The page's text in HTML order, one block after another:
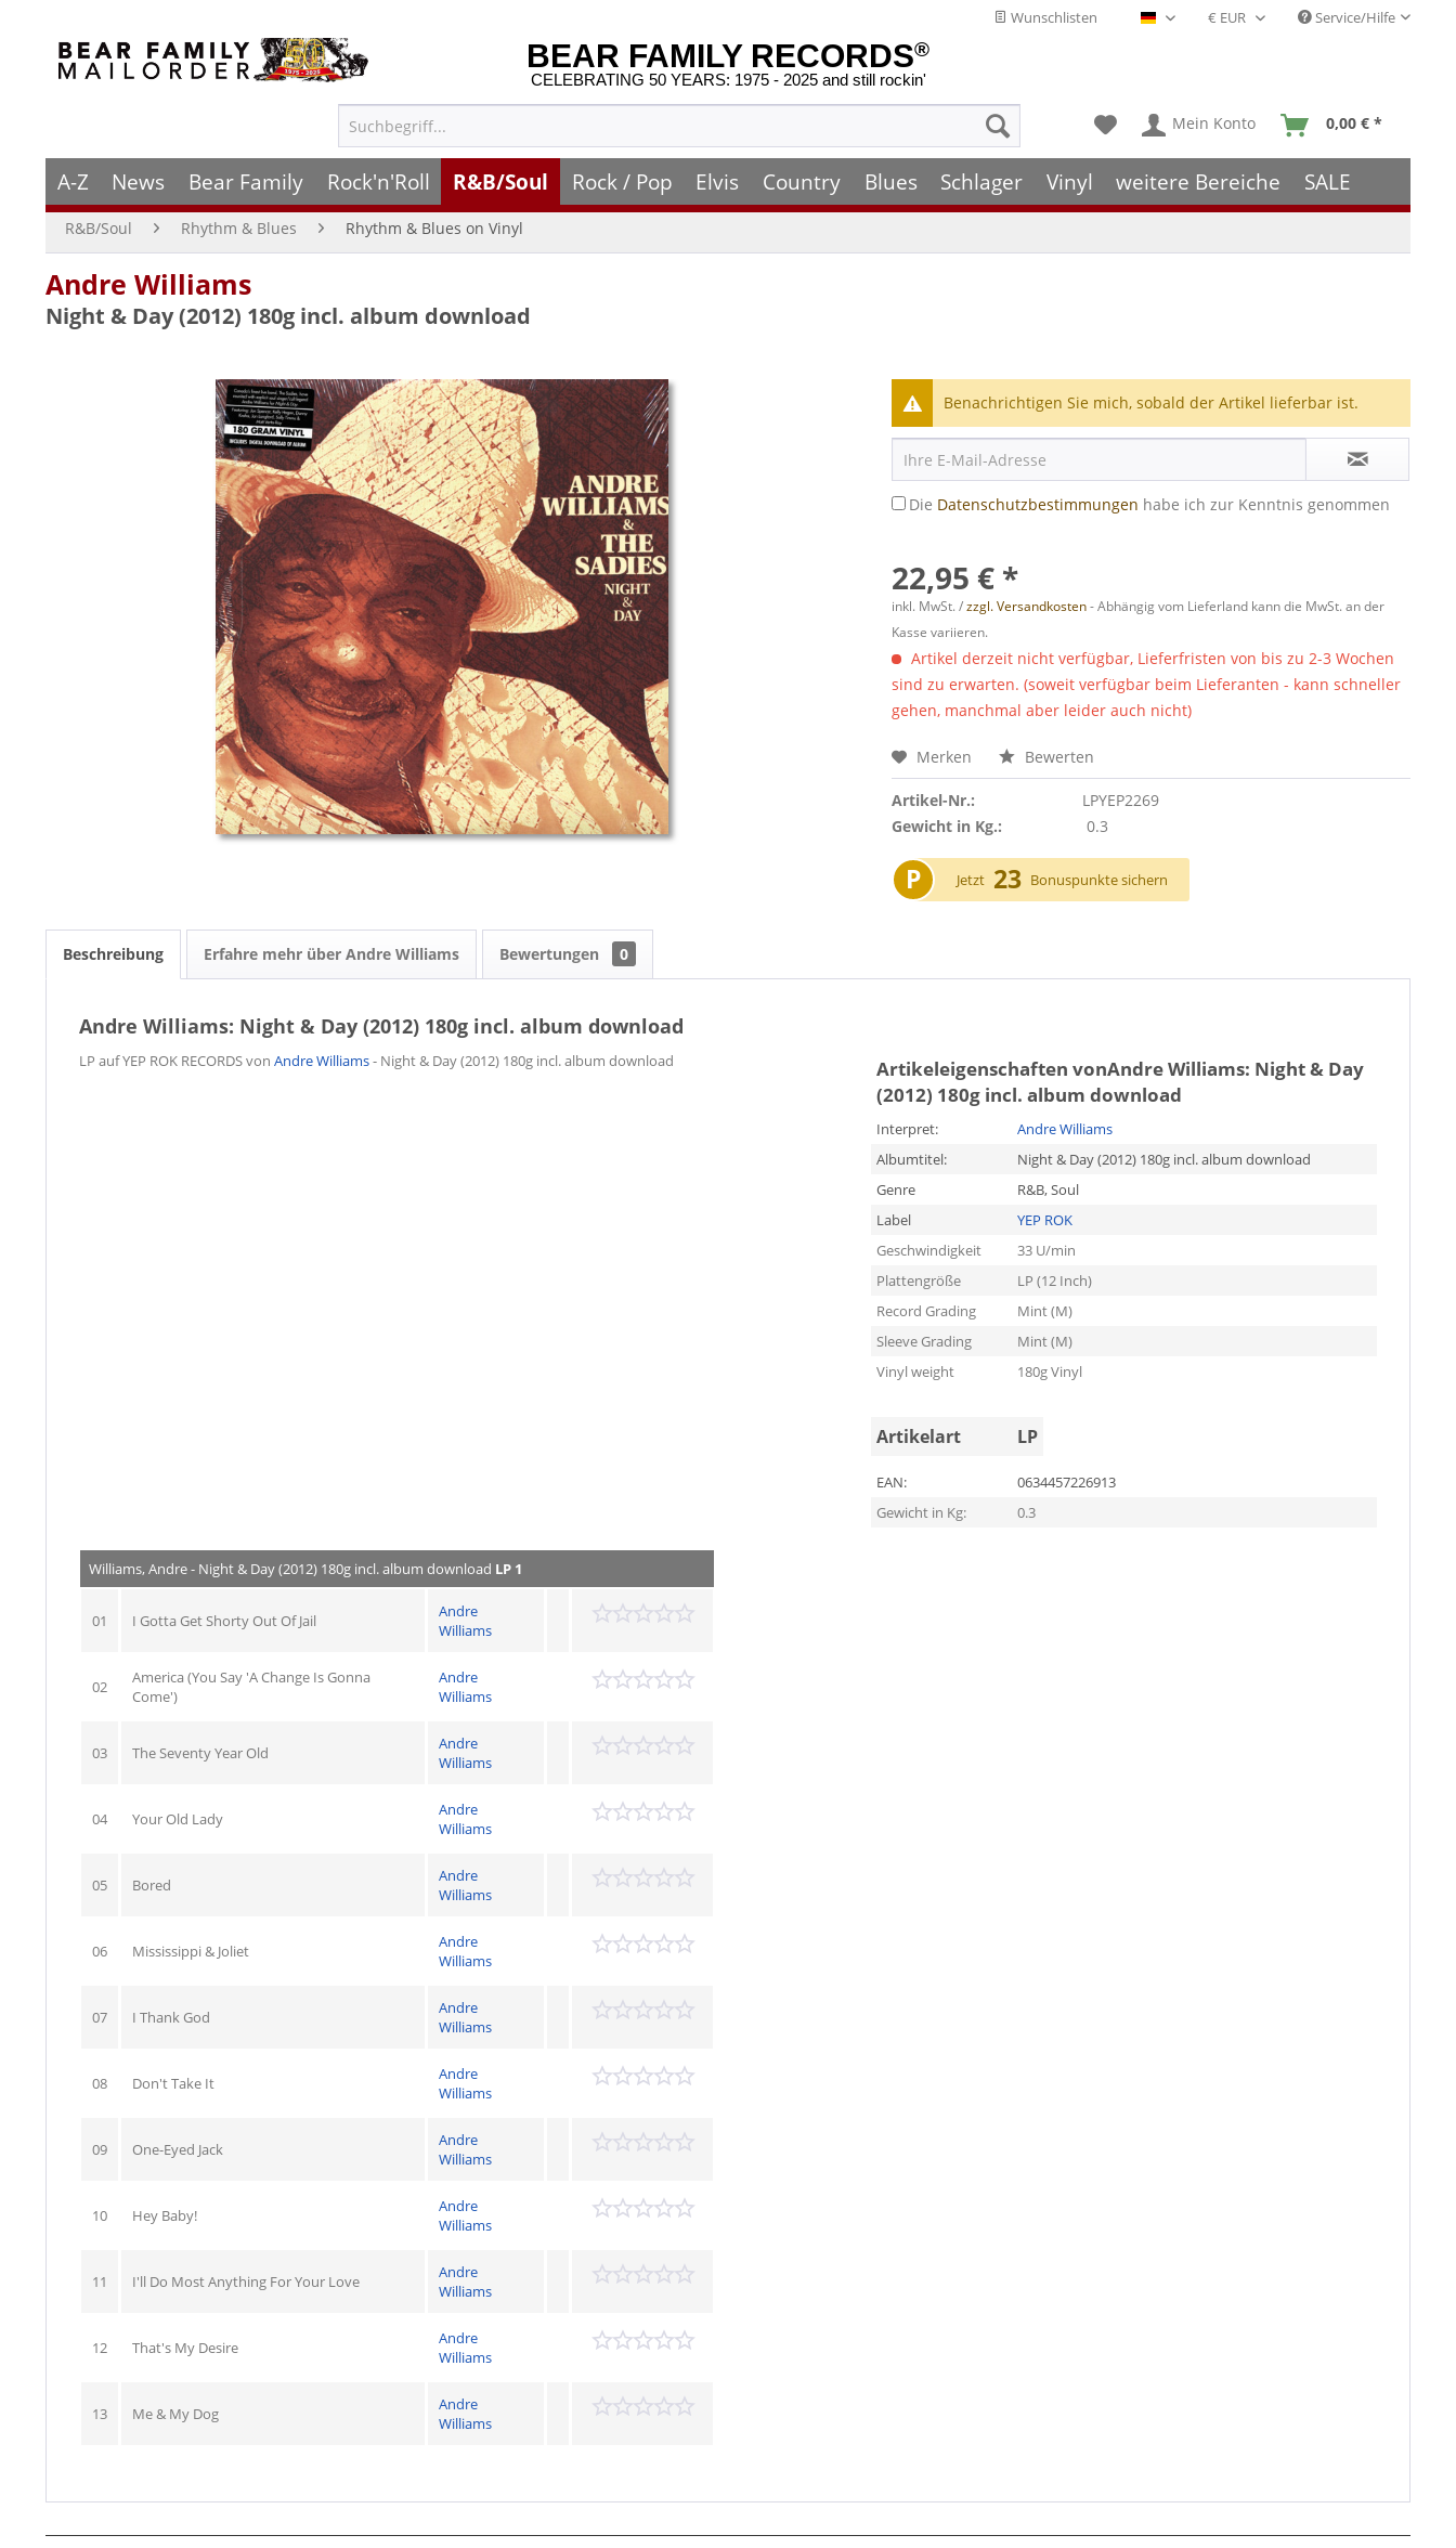
Wunschlisten Deutsch - DE Service/Hilfe
BEAR FAMILY RECORDS®
CELEBRATING 50 YEARS: 1975 - 2025 and still rockin'
Mein Konto 0,00 € *
A-Z News Bear Family Rock'n'Roll R&B/Soul Rock / Pop Elvis Country Blues Schlager Vinyl weitere Bereiche SALE
R&B/Soul Rhythm & Blues Rhythm & Blues on Vinyl
Andre Williams
Night & Day (2012) 180g incl. album download
Benachrichtigen Sie mich, sobald der Artikel lieferbar ist.
Die Datenschutzbestimmungen habe ich zur Kenntnis genommen
22,95 € *
inkl. MwSt. /zzgl. Versandkosten- Abhängig vom Lieferland kann die MwSt. an der
Kasse variieren.
Artikel derzeit nicht verfügbar, Lieferfristen von bis zu 2-3 Wochen
sind zu erwarten. (soweit verfügbar beim Lieferanten - kann schneller
gehen, manchmal aber leider auch nicht)
Merken Bewerten
Artikel-Nr.:
LPYEP2269
Gewicht in Kg.:
0.3
P Jetzt 23 Bonuspunkte sichern
Beschreibung Erfahre mehr über Andre Williams Bewertungen 0
Andre Williams: Night & Day (2012) 180g incl. album download
LP auf YEP ROK RECORDS von Andre Williams- Night & Day (2012) 180g incl. album download Artikeleigenschaften vonAndre Williams: Night & Day
(2012) 180g incl. album download
Interpret:
Andre Williams
Albumtitel:
Night & Day (2012) 180g incl. album download
Genre
R&B, Soul
Label
YEP ROK
Geschwindigkeit
33 U/min
Plattengröße
LP (12 Inch)
Record Grading
Mint (M)
Sleeve Grading
Mint (M)
Vinyl weight
180g Vinyl
Artikelart LP
EAN:
0634457226913
Gewicht in Kg:
0.3
Williams, Andre - Night & Day (2012) 180g incl. album download LP 1
01 I Gotta Get Shorty Out Of Jail
Andre
Williams
02
America (You Say 'A Change Is Gonna
Come')
Andre
Williams
03 The Seventy Year Old
Andre
Williams
04 Your Old Lady
Andre
Williams
05 Bored
Andre
Williams
06 Mississippi & Joliet
Andre
Williams
07 I Thank God
Andre
Williams
08 Don't Take It
Andre
Williams
09 One-Eyed Jack
Andre
Williams
10 Hey Baby!
Andre
Williams
11 I'll Do Most Anything For Your Love
Andre
Williams
12 That's My Desire
Andre
Williams
13 Me & My Dog
Andre
Williams